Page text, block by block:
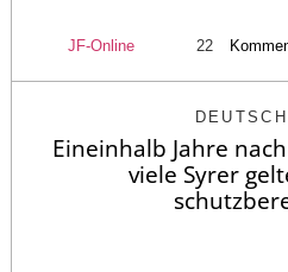
JF-Online 22
Eineinhalb Jahre
viele Syrer